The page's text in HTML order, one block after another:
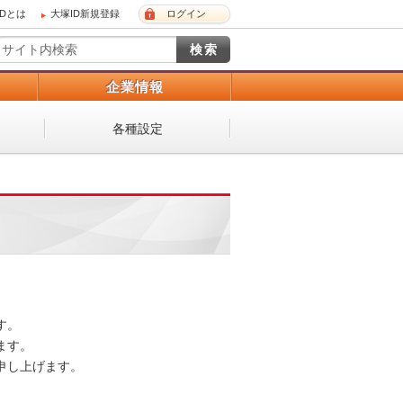
とは 大塚ID新規登録 ログイン
企業情報
各種設定
。
上げます。